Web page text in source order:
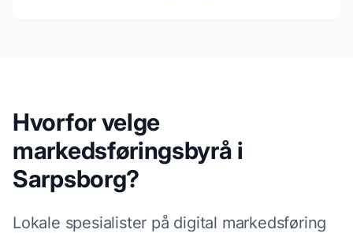
Hvorfor velge
markedsføringsbyrå i
Sarpsborg?
Lokale spesialister på digital markedsføring